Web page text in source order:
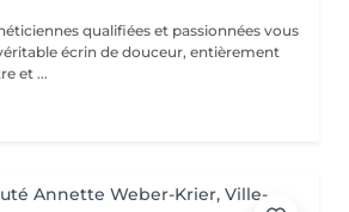
qualifiées et passionnées vous
écrin de douceur, entièrement
et ...